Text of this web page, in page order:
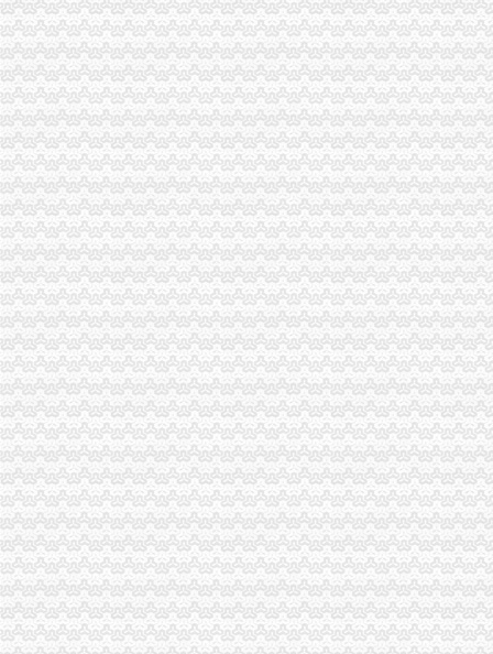
北京路工商注册_北京路代理工商注册_北京路代办营业执照-qd8.com.cn
【代办营业执照、升级一般纳税人、代理做账】-天河沙河易登网
外卖现“代办入驻”：无需营业执照花钱就能网上开店-上游新闻汇聚
【重庆两路专项审计|专项审批|工商专项审批】-重庆赶集网
东莞代办公司企业工商营业执照登记注册数连续四年增长_【公司注册
上海注册公司代理_注册公司流程及费用_营业执照代办-上海誉胜
【代办理营业执照】-沈代办公司营业执照快速办理一站式服务-公
办理工商营业执照我呢近代理了一种白酒,需要用车拉着下去卖货,
【代办工商执照、器械许可证、代帐报税】-渝中两路口易登网
代办营业执照提供虚拟办公室地址价格|代办营业执照提供虚拟办公室地
翻身路工商注册_翻身路代理工商注册_翻身路代办营业执照-qd8.com.cn
滁州张银行代办营业执照颁发
武昌代办营业执照_拓远咨询_代办营业执照大概多少钱
东莞公司注册|东莞代办营业执照|工商注册|代理记账|无地址注册|荣天财税
全市较低价代理工商注册,营业执照,增资,验资-西安58同城
遵义营业执照代理公司哪家快？-云盟在线
【长安代办营业执照|长安代办营业执照|长安代办营业执照】
重庆专项审批：高效快速专业代办房地产开发资质,营业执照,入渝备
千佛山街道营业执照,丁乙记账,营业执照代理多少钱
沈大东区社区、银行营业网点可代办工商执照-西部网陕西新闻网
代办营业执照服务费|天津代办营业执照|齐丰人力资源有限公司_百诚财
武汉营业执照代办,武汉注册公司,武汉工商代办,武汉工商代理,
【58同城】代办餐饮营业执照
成都青羊区代办营业执照的公司找那家好_可比商务服务网
营业执照代办_深圳注册公司_广州|武汉|长沙|贵注册公司_深圳九星财
北海公司注销：代办个体执照代办营业执照入驻阿里巴巴诚信通-北
长沙代办营业执照代理记账进出口权证【今日推荐网】
深圳全市范围代办旧版营业执照换照新版三证合一-深圳58同城